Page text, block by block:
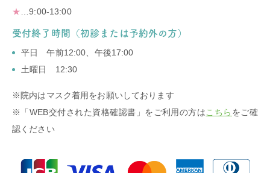
★ …9:00-13:00
受付終了時間（初診または予約外の方）
平日 午前12:00、午後17:00
土曜日 12:30
※院内はマスク着用をお願いしております
※「WEB交付された資格確認書」をご利用の方はこちら をご確
認ください